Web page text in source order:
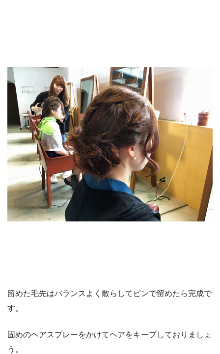
留めた毛先はバランスよく散らしてピンで留めたら完成で
す。
固めのヘアスプレーをかけてヘアをキープしておりましょ
う。